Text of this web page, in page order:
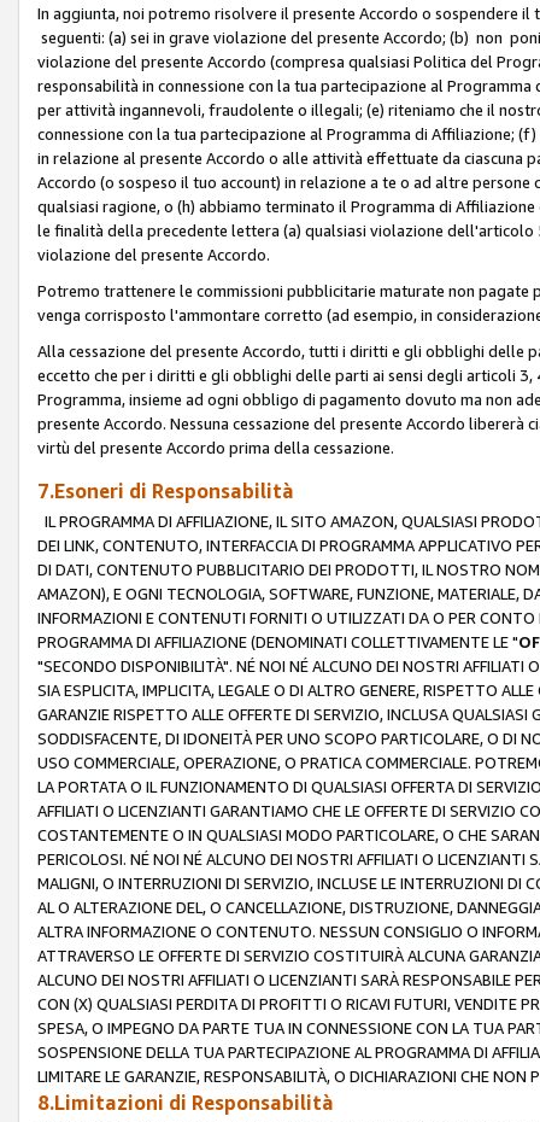
In aggiunta, noi potremo risolvere il presente Accordo o sospendere
seguenti: (a) sei in grave violazione del presente Accordo; (b) non
violazione del presente Accordo (compresa qualsiasi Politica del
responsabilità in connessione con la tua partecipazione al
per attività ingannevoli, fraudolente o illegali; (e) riteniamo che il
connessione con la tua partecipazione al Programma di Affiliazione;
in relazione al presente Accordo o alle attività effettuate da ciascuna
Accordo (o sospeso il tuo account) in relazione a te o ad altre
qualsiasi ragione, o (h) abbiamo terminato il Programma di
le finalità della precedente lettera (a) qualsiasi violazione
violazione del presente Accordo.
Potremo trattenere le commissioni pubblicitarie maturate non
venga corrisposto l'ammontare corretto (ad esempio, in
Alla cessazione del presente Accordo, tutti i diritti e gli obblighi delle
eccetto che per i diritti e gli obblighi delle parti ai sensi degli articoli
Programma, insieme ad ogni obbligo di pagamento dovuto ma non
presente Accordo. Nessuna cessazione del presente Accordo
virtù del presente Accordo prima della cessazione.
7.Esoneri di Responsabilità
IL PROGRAMMA DI AFFILIAZIONE, IL SITO AMAZON, QUALSIASI
DEI LINK, CONTENUTO, INTERFACCIA DI PROGRAMMA APPLICATIVO
DI DATI, CONTENUTO PUBBLICITARIO DEI PRODOTTI, IL NOSTRO
AMAZON), E OGNI TECNOLOGIA, SOFTWARE, FUNZIONE, MATERIALE,
INFORMAZIONI E CONTENUTI FORNITI O UTILIZZATI DA O PER
PROGRAMMA DI AFFILIAZIONE (DENOMINATI COLLETTIVAMENTE LE "
"SECONDO DISPONIBILITÀ". NÉ NOI NÉ ALCUNO DEI NOSTRI
SIA ESPLICITA, IMPLICITA, LEGALE O DI ALTRO GENERE, RISPETTO
GARANZIE RISPETTO ALLE OFFERTE DI SERVIZIO, INCLUSA
SODDISFACENTE, DI IDONEITÀ PER UNO SCOPO PARTICOLARE, O DI
USO COMMERCIALE, OPERAZIONE, O PRATICA COMMERCIALE.
LA PORTATA O IL FUNZIONAMENTO DI QUALSIASI OFFERTA DI
AFFILIATI O LICENZIANTI GARANTIAMO CHE LE OFFERTE DI SERVIZIO
COSTANTEMENTE O IN QUALSIASI MODO PARTICOLARE, O CHE
PERICOLOSI. NÉ NOI NÉ ALCUNO DEI NOSTRI AFFILIATI O LICENZIANTI
MALIGNI, O INTERRUZIONI DI SERVIZIO, INCLUSE LE INTERRUZIONI DI
AL O ALTERAZIONE DEL, O CANCELLAZIONE, DISTRUZIONE,
ALTRA INFORMAZIONE O CONTENUTO. NESSUN CONSIGLIO O
ATTRAVERSO LE OFFERTE DI SERVIZIO COSTITUIRÀ ALCUNA
ALCUNO DEI NOSTRI AFFILIATI O LICENZIANTI SARÀ RESPONSABILE
CON (X) QUALSIASI PERDITA DI PROFITTI O RICAVI FUTURI, VENDITE
SPESA, O IMPEGNO DA PARTE TUA IN CONNESSIONE CON LA TUA
SOSPENSIONE DELLA TUA PARTECIPAZIONE AL PROGRAMMA DI
LIMITARE LE GARANZIE, RESPONSABILITÀ, O DICHIARAZIONI CHE NON
8.Limitazioni di Responsabilità